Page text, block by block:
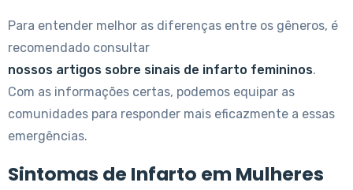
Para entender melhor as diferenças entre os gêneros, é
recomendado consultar
nossos artigos sobre sinais de infarto femininos.
Com as informações certas, podemos equipar as
comunidades para responder mais eficazmente a essas
emergências.
Sintomas de Infarto em Mulheres